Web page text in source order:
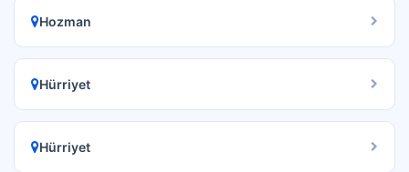
Hozman
Hürriyet
Hürriyet